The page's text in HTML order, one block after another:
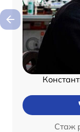
Стаж